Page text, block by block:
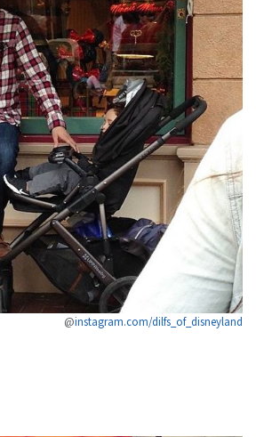
@instagram.com/dilfs_of_disneyland